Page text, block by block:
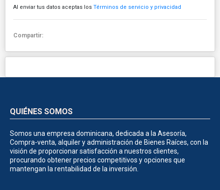
Al enviar tus datos aceptas los Términos de servicio y privacidad
Compartir:
QUIÉNES SOMOS
Somos una empresa dominicana, dedicada a la Asesoría,
Compra-venta, alquiler y administración de Bienes Raíces, con la
visión de proporcionar satisfacción a nuestros clientes,
procurando obtener precios competitivos y opciones que
mantengan la rentabilidad de la inversión.